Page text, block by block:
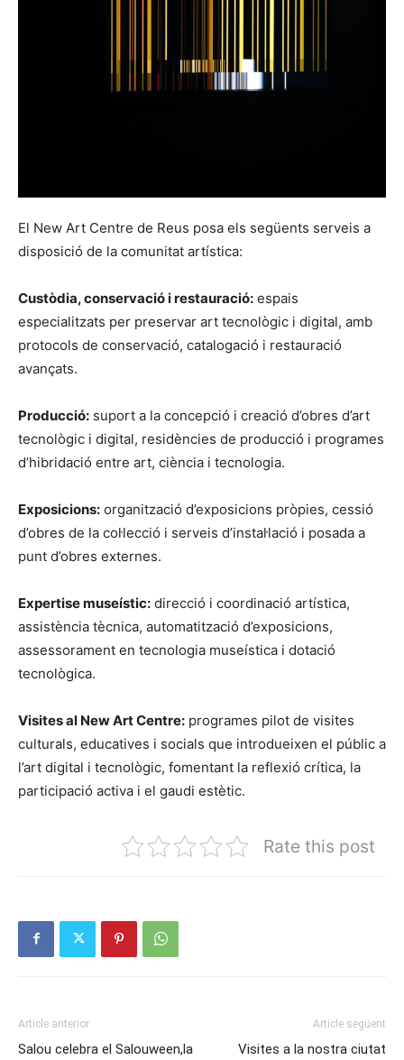
El New Art Centre de Reus posa els següents serveis a
disposició de la comunitat artística:
Custòdia, conservació i restauració: espais
especialitzats per preservar art tecnològic i digital, amb
protocols de conservació, catalogació i restauració
avançats.
Producció: suport a la concepció i creació d’obres d’art
tecnològic i digital, residències de producció i programes
d’hibridació entre art, ciència i tecnologia.
Exposicions: organització d’exposicions pròpies, cessió
d’obres de la col·lecció i serveis d’instal·lació i posada a
punt d’obres externes.
Expertise museístic: direcció i coordinació artística,
assistència tècnica, automatització d’exposicions,
assessorament en tecnologia museística i dotació
tecnològica.
Visites al New Art Centre: programes pilot de visites
culturals, educatives i socials que introdueixen el públic a
l’art digital i tecnològic, fomentant la reflexió crítica, la
participació activa i el gaudi estètic.
Rate this post
Article anterior
Salou celebra el Salouween,la
Article següent
Visites a la nostra ciutat